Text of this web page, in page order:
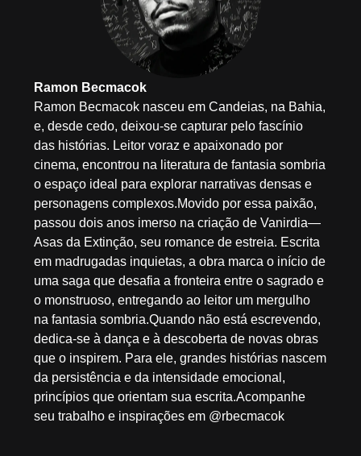
Ramon Becmacok
Ramon Becmacok nasceu em Candeias, na Bahia,
e, desde cedo, deixou-se capturar pelo fascínio
das histórias. Leitor voraz e apaixonado por
cinema, encontrou na literatura de fantasia sombria
o espaço ideal para explorar narrativas densas e
personagens complexos.Movido por essa paixão,
passou dois anos imerso na criação de Vanirdia—
Asas da Extinção, seu romance de estreia. Escrita
em madrugadas inquietas, a obra marca o início de
uma saga que desafia a fronteira entre o sagrado e
o monstruoso, entregando ao leitor um mergulho
na fantasia sombria.Quando não está escrevendo,
dedica-se à dança e à descoberta de novas obras
que o inspirem. Para ele, grandes histórias nascem
da persistência e da intensidade emocional,
princípios que orientam sua escrita.Acompanhe
seu trabalho e inspirações em @rbecmacok